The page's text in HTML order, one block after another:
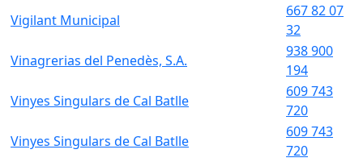
Vigilant Municipal
667 82 07
32
Vinagrerias del Penedès, S.A.
938 900
194
Vinyes Singulars de Cal Batlle
609 743
720
Vinyes Singulars de Cal Batlle
609 743
720